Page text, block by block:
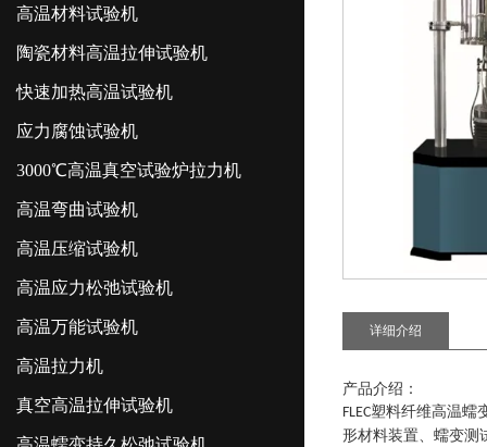
高温材料试验机
陶瓷材料高温拉伸试验机
快速加热高温试验机
应力腐蚀试验机
3000℃高温真空试验炉拉力机
高温弯曲试验机
高温压缩试验机
高温应力松弛试验机
高温万能试验机
高温拉力机
真空高温拉伸试验机
详细介绍
产品介绍：
FLEC塑料纤维高温蠕
形材料装置、蠕变测